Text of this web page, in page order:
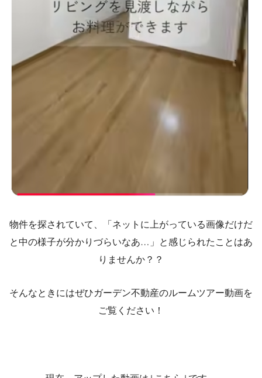
物件を探されていて、「ネットに上がっている画像だけだ
と中の様子が分かりづらいなあ…」と感じられたことはあ
りませんか？？
そんなときにはぜひガーデン不動産のルームツアー動画を
ご覧ください！